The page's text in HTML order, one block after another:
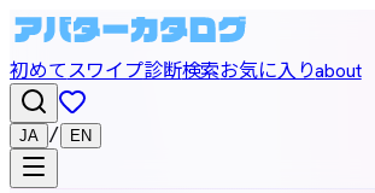
初めてスワイプ診断検索お気に入りabout
JA / EN